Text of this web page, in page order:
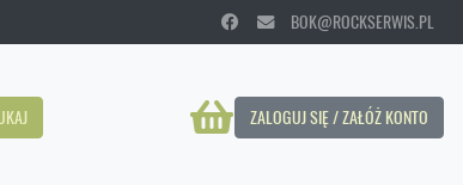
BOK@ROCKSERWIS.PL
ZALOGUJ SIĘ / ZAŁÓŻ KONTO